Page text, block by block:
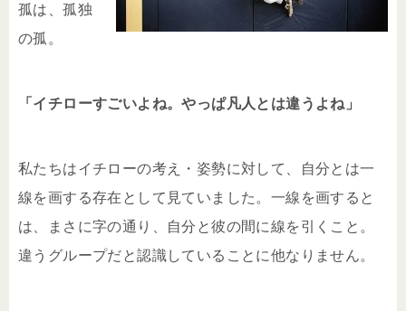
孤は、孤独
の孤。
「イチローすごいよね。やっぱ凡人とは違うよね」
私たちはイチローの考え・姿勢に対して、自分とは一
線を画する存在として見ていました。一線を画すると
は、まさに字の通り、自分と彼の間に線を引くこと。
違うグループだと認識していることに他なりません。